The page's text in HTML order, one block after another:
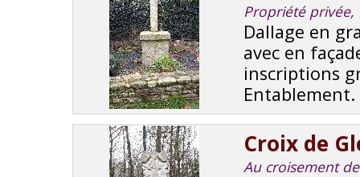
Propriété privée,
Dallage en
avec en
inscriptions
Entablement.
Croix de
Au croisement